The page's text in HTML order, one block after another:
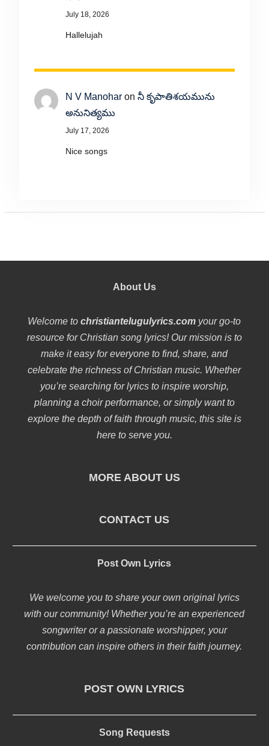
July 18, 2026
Hallelujah
N V Manoharon నీ కృపాతిశయమును
అనునిత్యము
July 17, 2026
Nice songs
About Us
Welcome tochristiantelugulyrics.com your go-to
resource for Christian song lyrics! Our mission is to
make it easy for everyone to find, share, and
celebrate the richness of Christian music. Whether
you’re searching for lyrics to inspire worship,
planning a choir performance, or simply want to
explore the depth of faith through music, this site is
here to serve you.
MORE ABOUT US
CONTACT US
Post Own Lyrics
We welcome you to share your own original lyrics
with our community! Whether you’re an experienced
songwriter or a passionate worshipper, your
contribution can inspire others in their faith journey.
POST OWN LYRICS
Song Requests